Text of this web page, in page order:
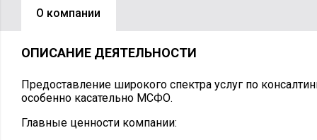
О компании
ОПИСАНИЕ ДЕЯТЕЛЬНОСТИ
Предоставление широкого спектра услуг по
особенно касательно МСФО.
Главные ценности компании: